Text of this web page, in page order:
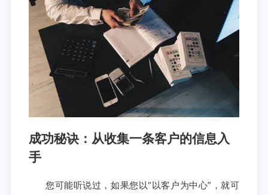
成功秘诀：从收集一条客户的信息入
手
您可能听说过，如果您以“以客户为中心”，就可